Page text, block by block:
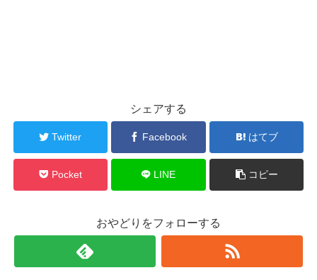
シェアする
Twitter Facebook はてブ
Pocket LINE コピー
おやどりをフォローする